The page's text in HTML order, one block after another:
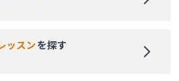
ッスンを探す